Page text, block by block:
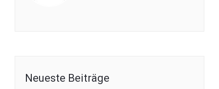
Neueste Beiträge